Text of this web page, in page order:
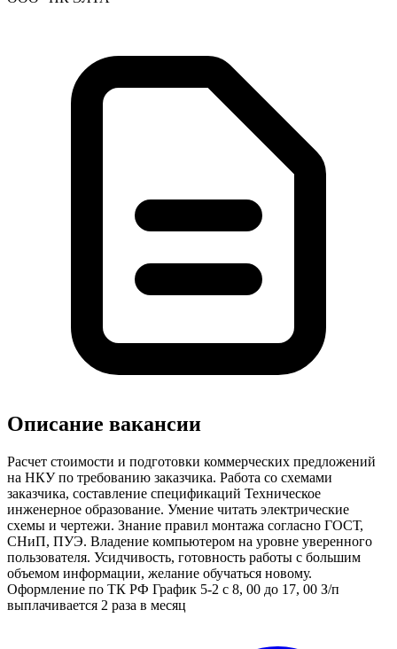
Описание вакансии
Расчет стоимости и подготовки коммерческих предложений
на НКУ по требованию заказчика. Работа со схемами
заказчика, составление спецификаций Техническое
инженерное образование. Умение читать электрические
схемы и чертежи. Знание правил монтажа согласно ГОСТ,
СНиП, ПУЭ. Владение компьютером на уровне уверенного
пользователя. Усидчивость, готовность работы с большим
объемом информации, желание обучаться новому.
Оформление по ТК РФ График 5-2 с 8, 00 до 17, 00 З/п
выплачивается 2 раза в месяц